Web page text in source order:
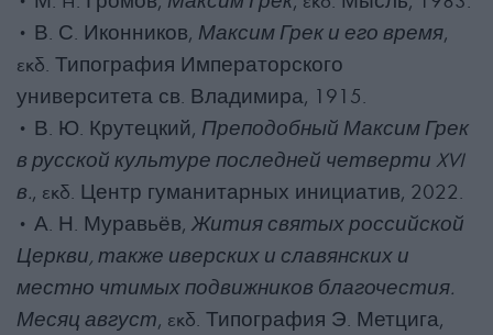
• В. С. Иконников, Максим Грек и его время,
εκδ. Типография Императорского
университета св. Владимира, 1915.
• В. Ю. Крутецкий, Преподобный Максим Грек
в русской культуре последней четверти XVI
в., εκδ. Центр гуманитарных инициатив, 2022.
• А. Н. Муравьёв, Жития святых российской
Церкви, также иверских и славянских и
местно чтимых подвижников благочестия.
Месяц август, εκδ. Типография Э. Метцига,